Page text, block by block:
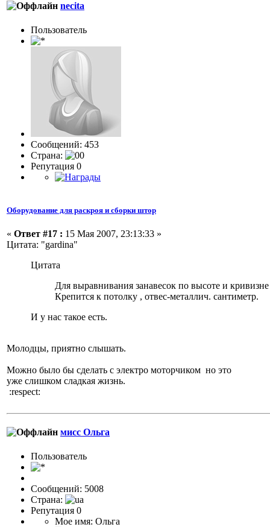
necita
Пользовaтeль
Сообщений: 453
Страна:
Репутация 0
Оборудование для раскроя и сборки штор
« Ответ #17 : 15 Мая 2007, 23:13:33 »
Цитата: "gardina"
Цитата
Для выравнивания занавесок по высоте и
Крепится к потолку , отвес-металлич. сантиметр.
И у нас такое есть.
Молодцы, приятно слышать.
Можно было бы сделать с электро моторчиком но это
уже слишком сладкая жизнь.
:respect:
мисс Ольга
Пользовaтeль
Сообщений: 5008
Страна:
Репутация 0
Мое имя: Ольга